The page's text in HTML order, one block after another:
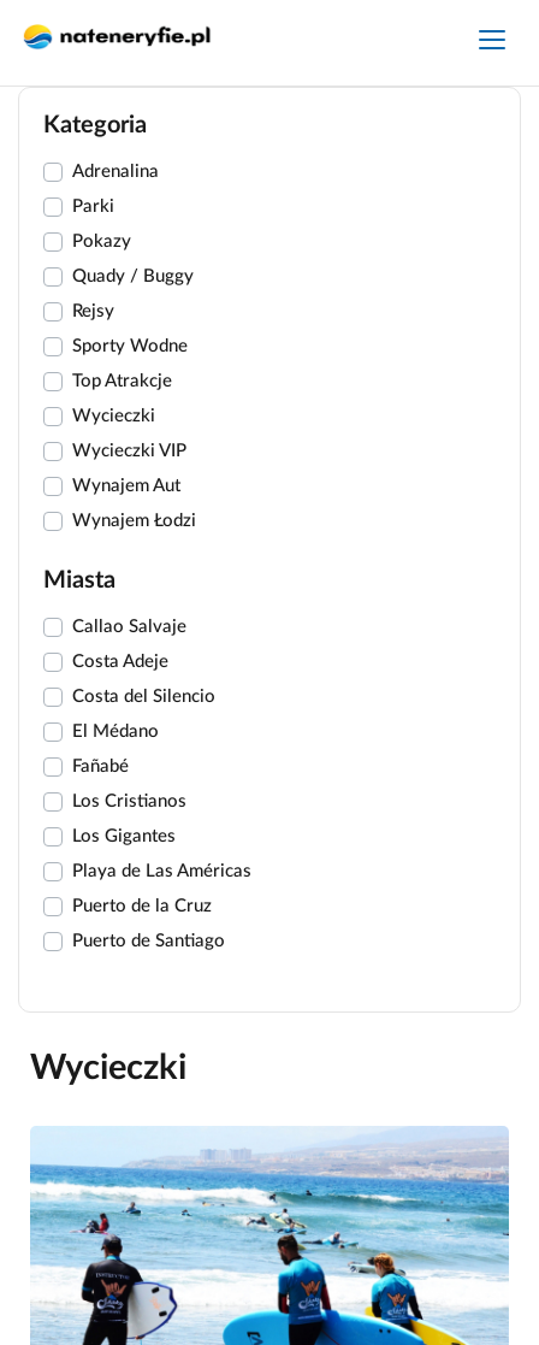
Kategoria
Adrenalina
Parki
Pokazy
Quady / Buggy
Rejsy
Sporty Wodne
Top Atrakcje
Wycieczki
Wycieczki VIP
Wynajem Aut
Wynajem Łodzi
Miasta
Callao Salvaje
Costa Adeje
Costa del Silencio
El Médano
Fañabé
Los Cristianos
Los Gigantes
Playa de Las Américas
Puerto de la Cruz
Puerto de Santiago
Wycieczki